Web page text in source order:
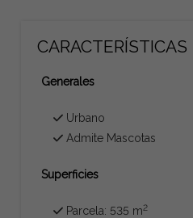
CARACTERÍSTICAS
Generales
Urbano
Admite Mascotas
Superficies
Parcela: 535 m2